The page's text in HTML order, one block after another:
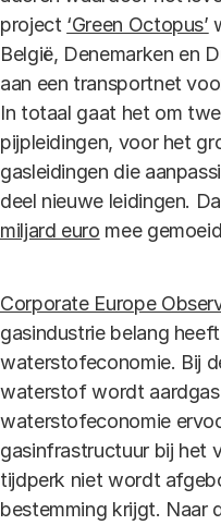
project ‘Green Octopus’
België, Denemarken en
aan een transportnet
In totaal gaat het om
pijpleidingen, voor het
gasleidingen die
deel nieuwe leidingen.
miljard euro mee
Corporate Europe
gasindustrie belang
waterstofeconomie. Bij
waterstof wordt
waterstofeconomie
gasinfrastructuur bij het
tijdperk niet wordt
bestemming krijgt. Naar